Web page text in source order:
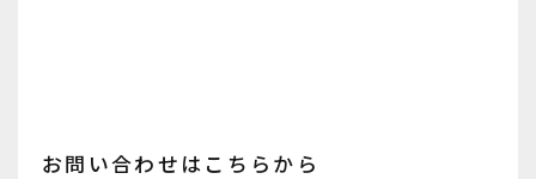
お問い合わせはこちらから